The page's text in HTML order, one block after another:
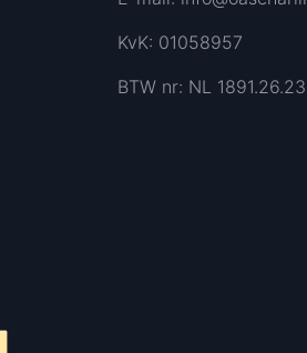
KvK: 01058957
BTW nr: NL